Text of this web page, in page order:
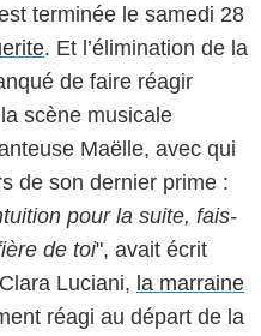
terminée le samedi 28
. Et l’élimination de la
de faire réagir
scène musicale
Maëlle, avec qui
de son dernier prime :
pour la suite, fais-
de toi", avait écrit
Luciani, la marraine
réagi au départ de la